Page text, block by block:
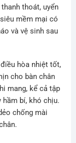
thoát, uyển
mềm mại có
và vệ sinh sau
hòa nhiệt tốt,
cho bàn chân
mang, kể cả tập
hầm bí, khó chịu.
chống mài